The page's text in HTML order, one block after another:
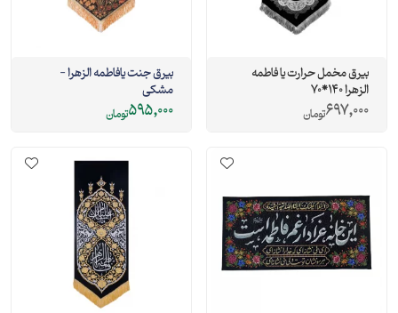
بیرق مخمل حرارت یا فاطمه
الزهرا 140*70
697,000تومان
بیرق جنت یافاطمه الزهرا -
مشکی
595,000تومان